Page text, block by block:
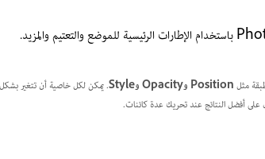
Position وOpacityوStyle. يمكن لكل خاصية أن تتغير
أفضل النتائج عند تحريك عدة كائنات.